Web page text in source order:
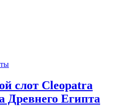
слот Cleopatra
Древнего Египта